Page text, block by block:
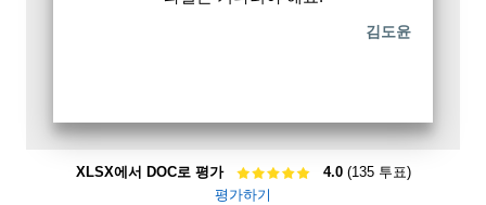
김도윤
XLSX에서 DOC로 평가 4.0(135 투표)
평가하기